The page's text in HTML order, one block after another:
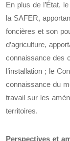
En plus de l’État,
la SAFER,
foncières et son
d’agriculture,
connaissance des
l’installation ; le
connaissance du
travail sur les
territoires.
Perspectives et